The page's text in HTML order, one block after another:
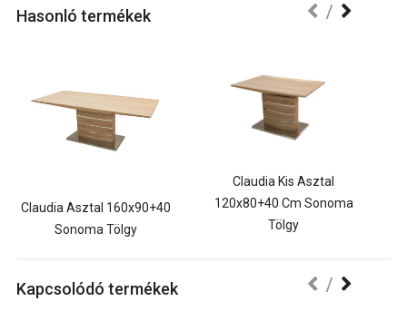
Hasonló termékek
Claudia Asztal 160x90+40
Sonoma Tölgy
Claudia Kis Asztal
120x80+40 Cm Sonoma
Tölgy
Kapcsolódó termékek